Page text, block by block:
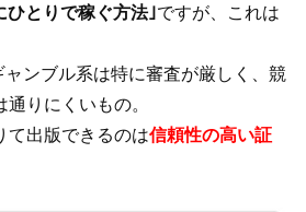
ひとりで稼ぐ方法｣ですが、これは
ンブル系は特に審査が厳しく、競
りにくいもの。
て出版できるのは信頼性の高い証